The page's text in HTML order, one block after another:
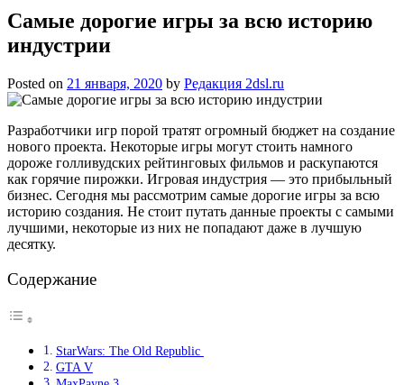
Самые дорогие игры за всю историю
индустрии
Posted on 21 января, 2020 by Редакция 2dsl.ru
Разработчики игр порой тратят огромный бюджет на создание
нового проекта. Некоторые игры могут стоить намного
дороже голливудских рейтинговых фильмов и раскупаются
как горячие пирожки. Игровая индустрия — это прибыльный
бизнес. Сегодня мы рассмотрим самые дорогие игры за всю
историю создания. Не стоит путать данные проекты с самыми
лучшими, некоторые из них не попадают даже в лучшую
десятку.
Содержание
StarWars: The Old Republic
GTA V